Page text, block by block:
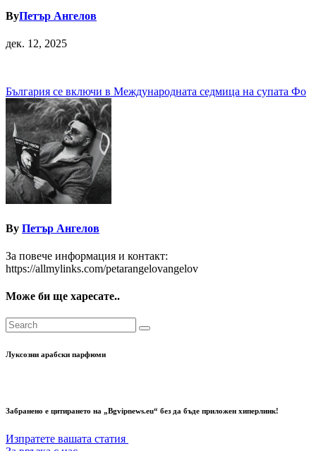
ByПетър Ангелов
дек. 12, 2025
Навигация
България се включи в Международната седмица на супата Фо
By Петър Ангелов
За повече информация и контакт:
https://allmylinks.com/petarangelovangelov
Може би ще харесате..
Луксозни арабски парфюми
Забранено е цитирането на „Bgvipnews.eu“ без да бъде приложен хиперлинк!
Изпратете вашата статия